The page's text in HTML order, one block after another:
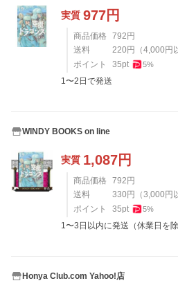
実質 977円
商品価格 792 円
送料
220 円 （4,000 円
ポイント
35pt 5%
1〜2日で発送
WINDY BOOKS on line
実質 1,087円
商品価格 792 円
送料
330 円 （3,000 円
ポイント
35pt 5%
1〜3日以内に発送（休業日を除
Honya Club.com Yahoo!店